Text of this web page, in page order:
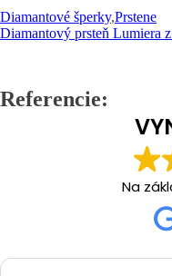
Diamantové šperky,Prstene
Diamantový prsteň Lumiera
Referencie:
Na